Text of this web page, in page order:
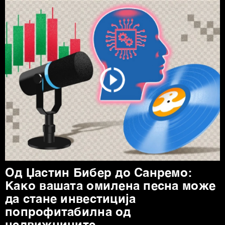
Од Џастин Бибер до Санремо:
Како вашата омилена песна може
да стане инвестиција
попрофитабилна од